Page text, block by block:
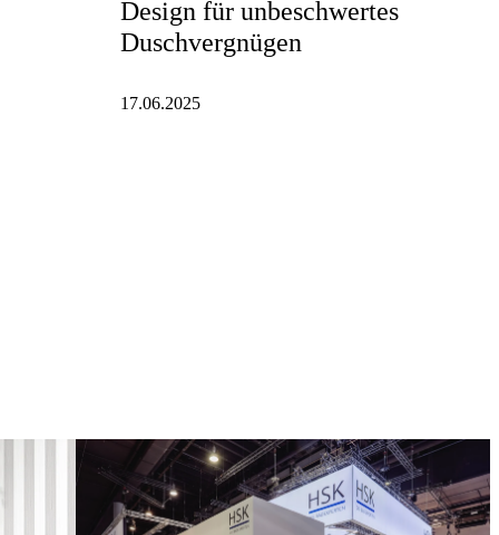
Design für unbeschwertes
Duschvergnügen
17.06.2025